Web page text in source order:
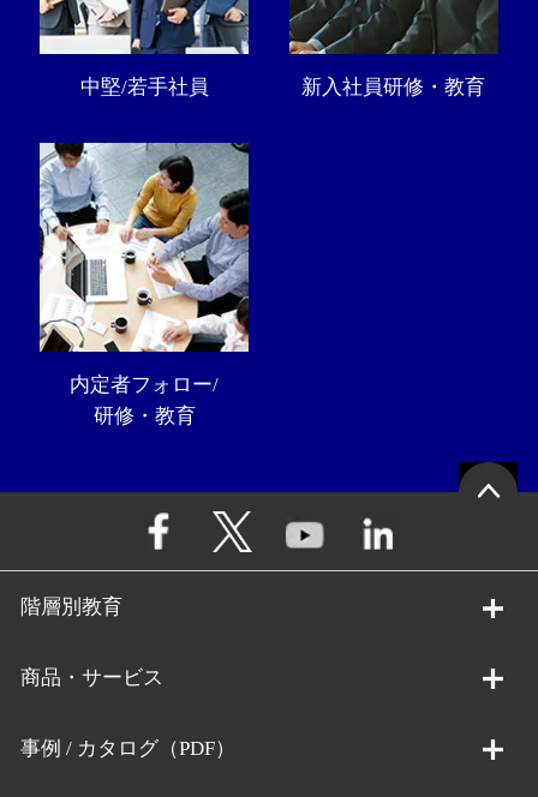
中堅/若手社員 新入社員研修・教育
内定者フォロー/
研修・教育
階層別教育
商品・サービス
事例 / カタログ（PDF）